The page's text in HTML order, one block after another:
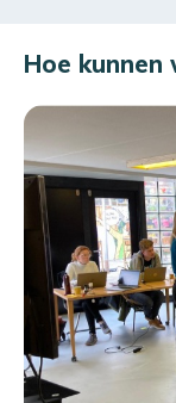
Hoe kunnen